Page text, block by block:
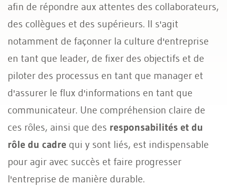
afin de répondre aux attentes des collaborateurs,
des collègues et des supérieurs. Il s'agit
notamment de façonner la culture d'entreprise
en tant que leader, de fixer des objectifs et de
piloter des processus en tant que manager et
d'assurer le flux d'informations en tant que
communicateur. Une compréhension claire de
ces rôles, ainsi que des responsabilités et du
rôle du cadre qui y sont liés, est indispensable
pour agir avec succès et faire progresser
l'entreprise de manière durable.